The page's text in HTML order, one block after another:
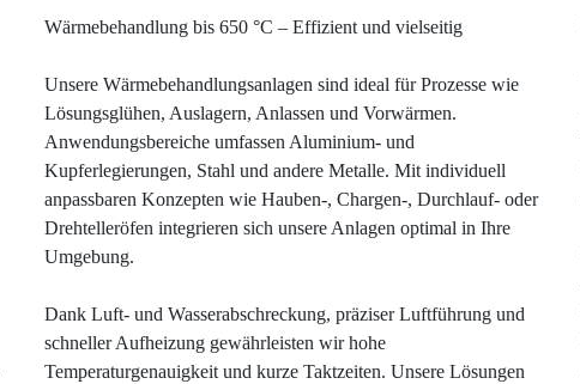
Wärmebehandlung bis 650 °C – Effizient und vielseitig
Unsere Wärmebehandlungsanlagen sind ideal für Prozesse wie
Lösungsglühen, Auslagern, Anlassen und Vorwärmen.
Anwendungsbereiche umfassen Aluminium- und
Kupferlegierungen, Stahl und andere Metalle. Mit individuell
anpassbaren Konzepten wie Hauben-, Chargen-, Durchlauf- oder
Drehtelleröfen integrieren sich unsere Anlagen optimal in Ihre
Umgebung.
Dank Luft- und Wasserabschreckung, präziser Luftführung und
schneller Aufheizung gewährleisten wir hohe
Temperaturgenauigkeit und kurze Taktzeiten. Unsere Lösungen